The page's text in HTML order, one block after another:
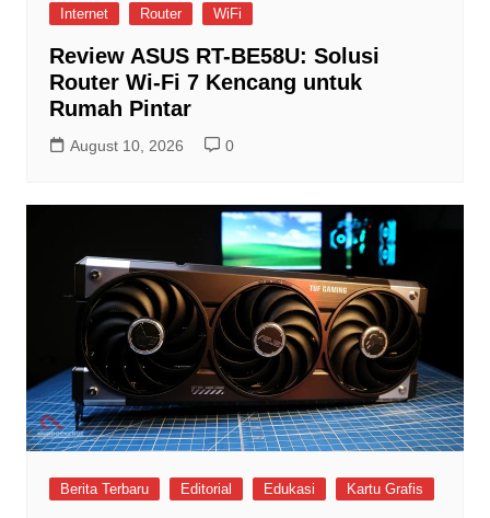
Internet
Router WiFi
Review ASUS RT-BE58U: Solusi
Router Wi-Fi 7 Kencang untuk
Rumah Pintar
August 10, 2026 0
Berita Terbaru Editorial Edukasi Kartu Grafis